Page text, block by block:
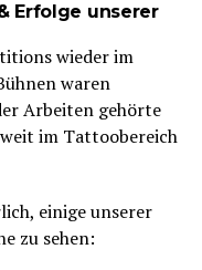
Erfolge unserer
wieder im
waren
Arbeiten gehörte
im Tattoobereich
einige unserer
zu sehen: